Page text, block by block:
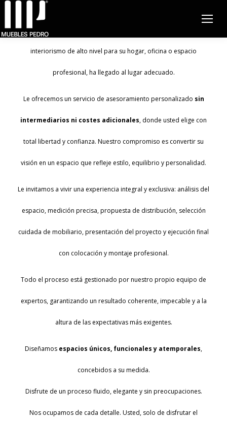
únicamente con aquello en lo que creemos. Si busca un
interiorismo de alto nivel para su hogar, oficina o espacio
profesional, ha llegado al lugar adecuado.
Le ofrecemos un servicio de asesoramiento personalizado sin
intermediarios ni costes adicionales, donde usted elige con
total libertad y confianza. Nuestro compromiso es convertir su
visión en un espacio que refleje estilo, equilibrio y personalidad.
Le invitamos a vivir una experiencia integral y exclusiva: análisis del
espacio, medición precisa, propuesta de distribución, selección
cuidada de mobiliario, presentación del proyecto y ejecución final
con colocación y montaje profesional.
Todo el proceso está gestionado por nuestro propio equipo de
expertos, garantizando un resultado coherente, impecable y a la
altura de las expectativas más exigentes.
Diseñamos espacios únicos, funcionales y atemporales,
concebidos a su medida.
Disfrute de un proceso fluido, elegante y sin preocupaciones.
Nos ocupamos de cada detalle. Usted, solo de disfrutar el